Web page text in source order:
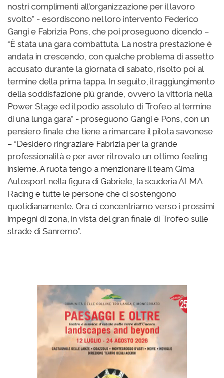
nostri complimenti all’organizzazione per il lavoro
svolto” - esordiscono nel loro intervento Federico
Gangi e Fabrizia Pons, che poi proseguono dicendo –
“È stata una gara combattuta. La nostra prestazione è
andata in crescendo, con qualche problema di assetto
accusato durante la giornata di sabato, risolto poi al
termine della prima tappa. In seguito, il raggiungimento
della soddisfazione più grande, ovvero la vittoria nella
Power Stage ed il podio assoluto di Trofeo al termine
di una lunga gara” - proseguono Gangi e Pons, con un
pensiero finale che tiene a rimarcare il pilota savonese
– “Desidero ringraziare Fabrizia per la grande
professionalità e per aver ritrovato un ottimo feeling
insieme. A ruota tengo a menzionare il team Gima
Autosport nella figura di Gabriele, la scuderia ALMA
Racing e tutte le persone che ci sostengono
quotidianamente. Ora ci concentriamo verso i prossimi
impegni di zona, in vista del gran finale di Trofeo sulle
strade di Sanremo”.